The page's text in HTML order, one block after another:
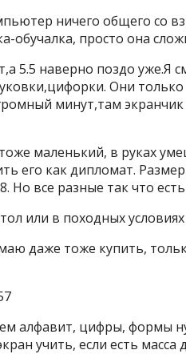
ничего общего со
обучалка, просто она
5.5 наверно поздо уже.Я
Они
минут,там
маленький, в руках
его как дипломат.
Но все разные так что
или в походных
даже тоже купить,
алфавит, цифры, формы
учить, если есть